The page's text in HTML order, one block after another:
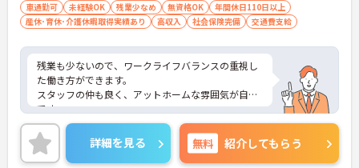
車通勤可 未経験OK 残業少なめ 無資格OK
年間休日110日以上
産休･育休･介護休暇取得実績あり
高収入 社会保険完備 交通費支給
残業も少ないので、ワークライフバランスの重視し
た働き方ができます。
スタッフの仲も良く、アットホームな雰囲気が自慢
です。
ご興味ある方には、面接対策ポイントなど、詳細を
お話しいたしますのでお気軽にご相談ください。
詳細を見る 無料 紹介してもらう